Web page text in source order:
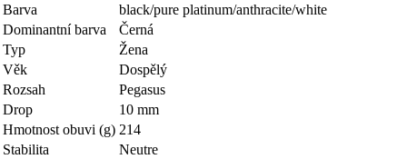
Barva
black/pure platinum/anthracite/white
Dominantní barva
Černá
Typ
Žena
Věk
Dospělý
Rozsah
Pegasus
Drop
10 mm
Hmotnost obuvi (g) 214
Stabilita
Neutre